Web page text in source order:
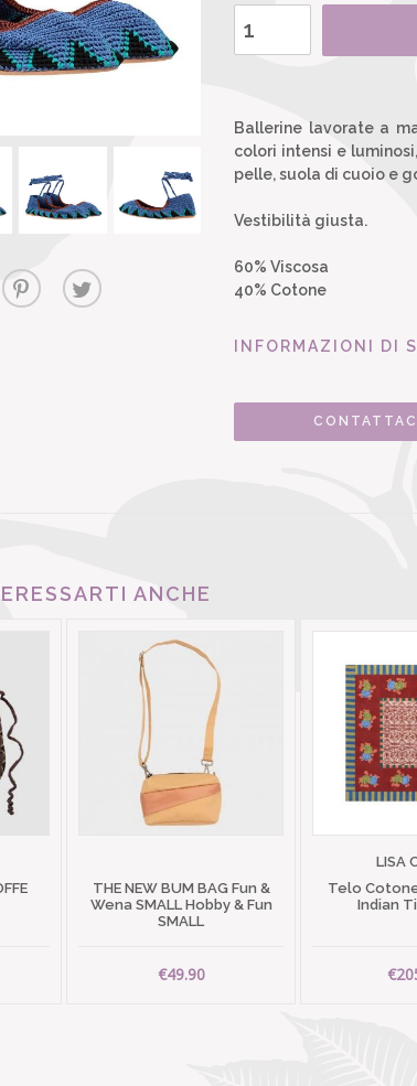
Ballerine lavorate a
colori intensi e
pelle, suola di cuoio e
Vestibilità giusta.
60% Viscosa
40% Cotone
INFORMAZIONI DI
ANCHE
THE NEW BUM BAG Fun &
Wena SMALL Hobby & Fun
SMALL
€49.90
LISA
Telo
Indian